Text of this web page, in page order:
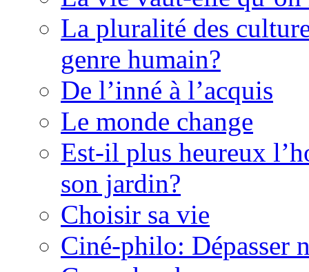
La pluralité des
genre humain?
De l’inné à l’acquis
Le monde change
Est-il plus heureux
son jardin?
Choisir sa vie
Ciné-philo: Dépasser